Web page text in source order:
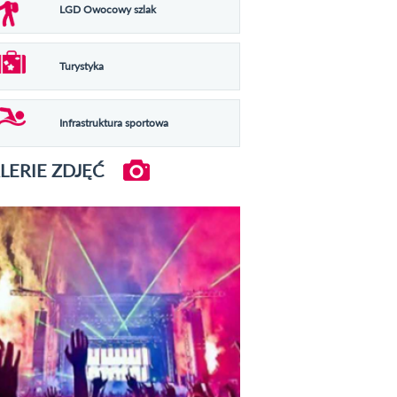
LGD Owocowy szlak
Turystyka
Infrastruktura sportowa
ZDJĘĆ